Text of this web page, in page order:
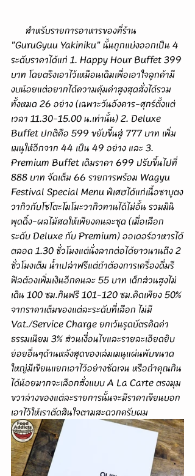
"GuruGyuu Yakiniku" นั้นถูกแบ่งออกเป็น 4
ระดับราคาได้แก่ 1. Happy Hour Buffet 399
บาท โดยตรึงเอาไว้เหมือนเดิมเพื่อเอาใจลูกค้ามี
งบน้อยแต่อยากได้ความคุ้มค่าสูงสุดสั่งได้รวม
ทั้งหมด 26 อย่าง (เฉพาะวันอังคาร-ศุกร์ตั้งแต่
เวลา 11.30-15.00 น.เท่านั้น) 2. Deluxe
Buffet ปกติคือ 599 ขยับขึ้นสู่ 777 บาท เพิ่ม
เมนูให้อีกจาก 44 เป็น 49 อย่าง และ 3.
Premium Buffet เดิมราคา 699 ปรับขึ้นไปที่
888 บาท จัดเต็ม 66 รายการพร้อม Wagyu
Festival Special Menu พิเศษได้แก่เนื้อซาบูตง
วากิวกับโซโตะโมโมะวากิวทานได้ไม่อั้น รวมมินิ
พุดดิ้ง-ผลไม้สดให้เพียงคนละชุด (เมื่อเลือก
ระดับ Deluxe กับ Premium) ออเดอร์อาหารได้
ตลอด 1.30 ชั่วโมงแต่นั่งลากต่อได้ยาวนานถึง 2
ชั่วโมงเต็ม น้ำเปล่าฟรีแต่ถ้าต้องการเครื่องดื่มรี
ฟิลต้องเพิ่มเงินอีกคนละ 55 บาท เด็กส่วนสูงไม่
เดิน 100 ซม.กินฟรี 101-120 ซม.คิดเพียง 50%
จากราคาเต็มของแต่ละระดับที่เลือก ไม่มี
Vat./Service Charge ยกเว้นรูดบัตรคิดค่า
ธรรมเนียม 3% ส่วนเงื่อนไขและรายละเอียดยิบ
ย่อยอื่นๆด้านหลังสุดของเล่มเมนูแผ่นพับขนาด
ใหญ่มีเขียนแยกเอาไว้อย่างชัดเจน หรือถ้าคุณกิน
ได้น้อยมากจะเลือกสั่งแบบ A La Carte ตรงมุม
ขวาล่างของแต่ละรายการนั้นจะมีราคาเขียนบอก
เอาไว้ให้เราตัดสินใจตามสะดวกครับผม